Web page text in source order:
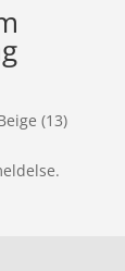
(13)